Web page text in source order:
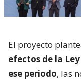
El proyecto
efectos de la
ese periodo, las